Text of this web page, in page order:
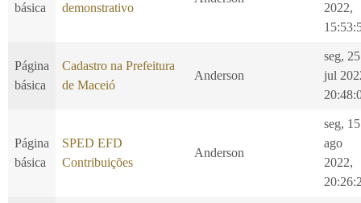
básica
demonstrativo
2022,
Página
básica
Cadastro na Prefeitura
de Maceió
Anderson
seg, 25
jul
Página
básica
SPED EFD
Contribuições
Anderson
seg, 15
ago
2022,